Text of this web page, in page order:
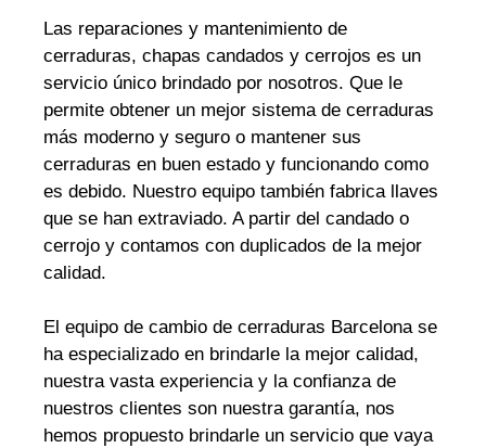
Las reparaciones y mantenimiento de
cerraduras, chapas candados y cerrojos es un
servicio único brindado por nosotros. Que le
permite obtener un mejor sistema de cerraduras
más moderno y seguro o mantener sus
cerraduras en buen estado y funcionando como
es debido. Nuestro equipo también fabrica llaves
que se han extraviado. A partir del candado o
cerrojo y contamos con duplicados de la mejor
calidad.
El equipo de cambio de cerraduras Barcelona se
ha especializado en brindarle la mejor calidad,
nuestra vasta experiencia y la confianza de
nuestros clientes son nuestra garantía, nos
hemos propuesto brindarle un servicio que vaya